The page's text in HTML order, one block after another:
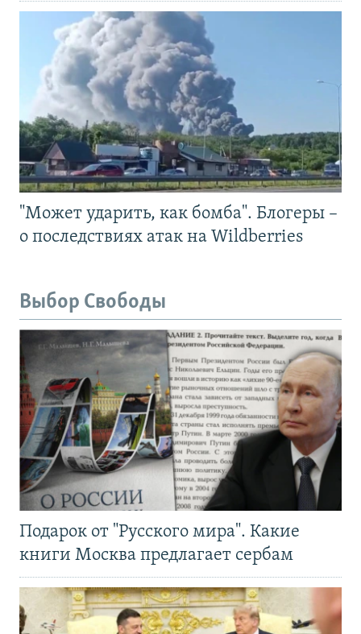
"Может ударить, как бомба". Блогеры –
о последствиях атак на Wildberries
Выбор Свободы
Подарок от "Русского мира". Какие
книги Москва предлагает сербам